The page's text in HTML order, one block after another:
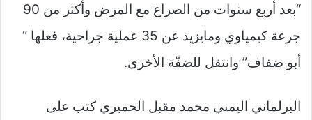
“بعد أربع سنوات من الصراع مع المرض وأكثر من 90
جرعة كيمياوي ومايزيد عن 35 عملية جراحية، فعلها ”
أبو ضفاف” وانتقل للضفّة الأخرى.
البرلماني اليمني محمد مقبل الحميري كتب على